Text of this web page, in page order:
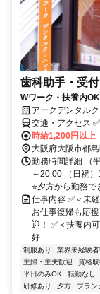
歯科助手・受
Wワーク・扶養内
アークデンタル
交通・アクセス
時給1,200円以上
大阪府大阪市都
勤務時間詳細 （
～20:00 （日祝
⭐夕方から勤務で
仕事内容 ✅＜未
お仕事復帰も応
迎！ ✅＜扶養内
好...
制服あり 業界未経験者
主婦・主夫歓迎
資格
平日のみOK
転勤なし
研修あり
夕方 ブラン